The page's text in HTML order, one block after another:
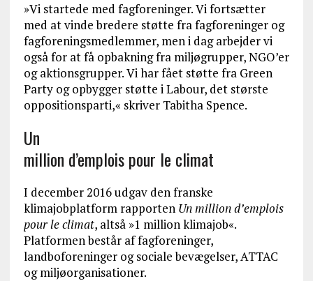
»Vi startede med fagforeninger. Vi fortsætter
med at vinde bredere støtte fra fagforeninger og
fagforeningsmedlemmer, men i dag arbejder vi
også for at få opbakning fra miljøgrupper, NGO’er
og aktionsgrupper. Vi har fået støtte fra Green
Party og opbygger støtte i Labour, det største
oppositionsparti,« skriver Tabitha Spence.
Un
million d’emplois pour le climat
I december 2016 udgav den franske
klimajobplatform rapporten Un million d’emplois
pour le climat, altså »1 million klimajob«.
Platformen består af fagforeninger,
landboforeninger og sociale bevægelser, ATTAC
og miljøorganisationer.